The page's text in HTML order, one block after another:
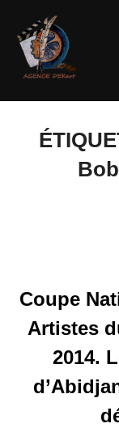
Coupe
Artistes
2014.